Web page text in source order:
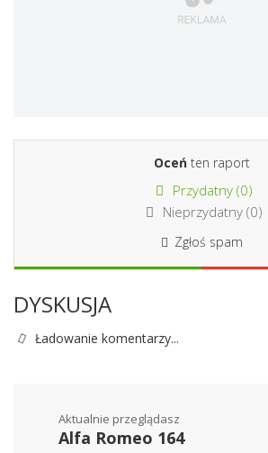
Oceńten raport
Przydatny (0)
Nieprzydatny (0)
Zgłoś spam
DYSKUSJA
Ładowanie komentarzy...
Aktualnie przeglądasz
Alfa Romeo 164